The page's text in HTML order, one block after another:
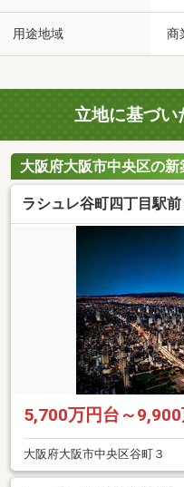
用途地域 商
立地に基づい
大阪府大阪市中央区の
ラシュレ谷町四丁目駅
5,700万円台～
大阪府大阪市中央区谷町３